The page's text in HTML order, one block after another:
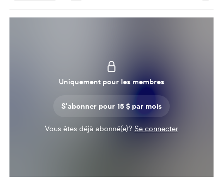
Uniquement pour les membres
S'abonner pour 15 $ par mois
Vous êtes déjà abonné(e)? Se connecter